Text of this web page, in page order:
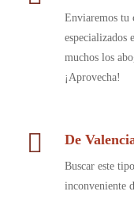
Enviaremos tu
especializados
muchos los
¡Aprovecha!
De
Buscar este
inconveniente